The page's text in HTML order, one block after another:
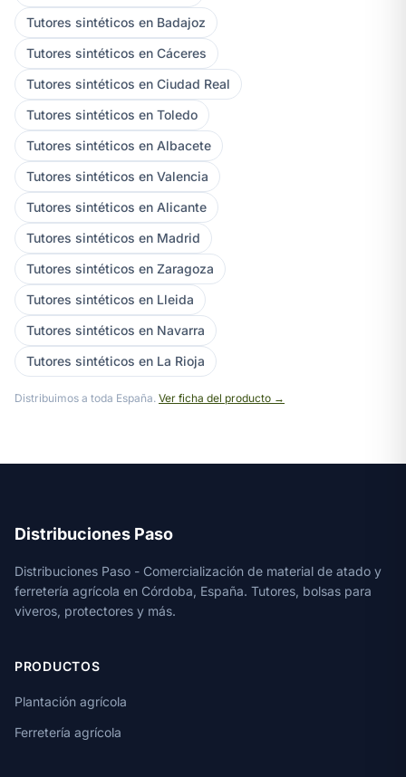
Tutores sintéticos en Badajoz
Tutores sintéticos en Cáceres
Tutores sintéticos en Ciudad Real
Tutores sintéticos en Toledo
Tutores sintéticos en Albacete
Tutores sintéticos en Valencia
Tutores sintéticos en Alicante
Tutores sintéticos en Madrid
Tutores sintéticos en Zaragoza
Tutores sintéticos en Lleida
Tutores sintéticos en Navarra
Tutores sintéticos en La Rioja
Distribuimos a toda España. Ver ficha del producto →
Distribuciones Paso
Distribuciones Paso - Comercialización de material de atado y
ferretería agrícola en Córdoba, España. Tutores, bolsas para
viveros, protectores y más.
PRODUCTOS
Plantación agrícola
Ferretería agrícola